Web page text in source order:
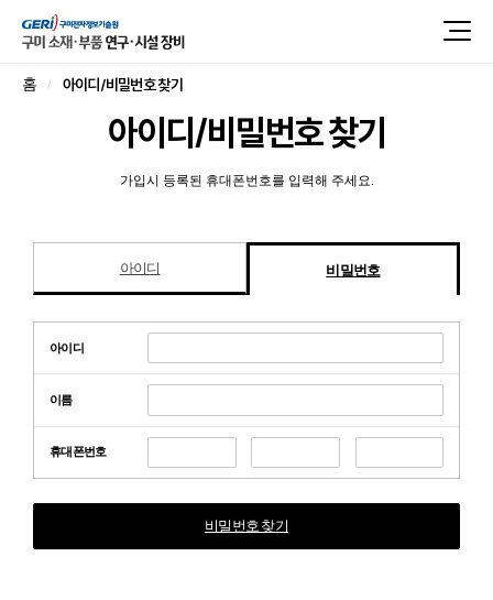
홈 아이디/비밀번호 찾기
아이디/비밀번호 찾기
가입시 등록된 휴대폰번호를 입력해 주세요.
아이디 비밀번호
아이디
이름
휴대폰번호
비밀번호 찾기